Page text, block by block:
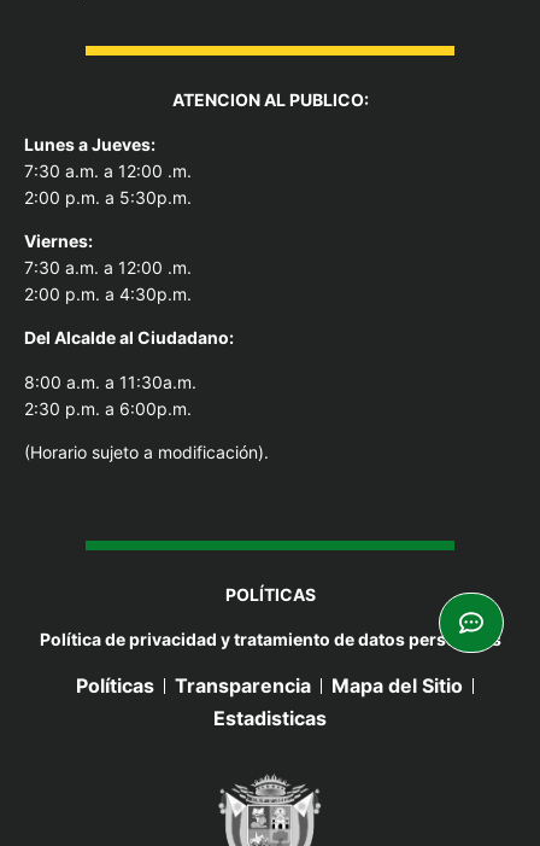
ATENCION AL PUBLICO:
Lunes a Jueves:
7:30 a.m. a 12:00 .m.
2:00 p.m. a 5:30p.m.
Viernes:
7:30 a.m. a 12:00 .m.
2:00 p.m. a 4:30p.m.
Del Alcalde al Ciudadano:
8:00 a.m. a 11:30a.m.
2:30 p.m. a 6:00p.m.
(Horario sujeto a modificación).
POLÍTICAS
Política de privacidad y tratamiento de datos personales
Políticas Transparencia
Mapa del Sitio
Estadisticas